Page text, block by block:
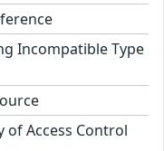
Incompatible Type
Access Control